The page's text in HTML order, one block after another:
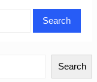
Search